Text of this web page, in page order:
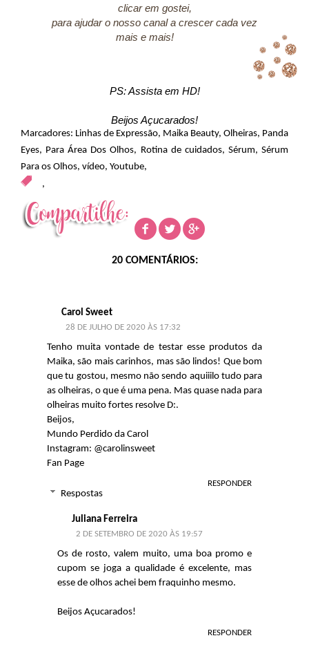
clicar em gostei,
para ajudar o nosso canal a crescer cada vez
mais e mais!
PS: Assista em HD!
Beijos Açucarados!
Marcadores: Linhas de Expressão, Maika Beauty, Olheiras, Panda
Eyes, Para Área Dos Olhos, Rotina de cuidados, Sérum,Sérum
Para os Olhos, vídeo, Youtube,
,
20 COMENTÁRIOS:
Carol Sweet
28 DE JULHO DE 2020 ÀS 17:32
Tenho muita vontade de testar esse produtos da
Maika, são mais carinhos, mas são lindos! Que bom
que tu gostou, mesmo não sendo aquiiilo tudo para
as olheiras, o que é uma pena. Mas quase nada para
olheiras muito fortes resolve D:.
Beijos,
Mundo Perdido da Carol
Instagram: @carolinsweet
Fan Page
RESPONDER
Respostas
Juliana Ferreira
2 DE SETEMBRO DE 2020 ÀS 19:57
Os de rosto, valem muito, uma boa promo e
cupom se joga a qualidade é excelente, mas
esse de olhos achei bem fraquinho mesmo.
Beijos Açucarados!
RESPONDER